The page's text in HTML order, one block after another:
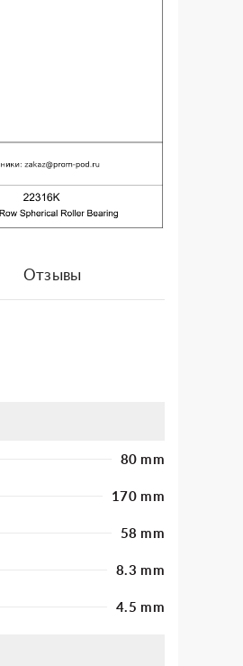
Отзывы
80 mm
170 mm
58 mm
8.3 mm
4.5 mm